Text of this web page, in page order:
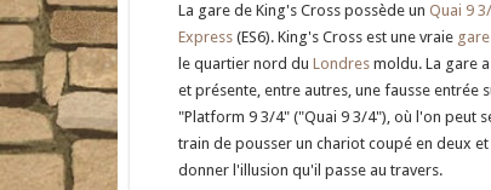
La gare de King's Cross possède un Quai 9
Express (ES6). King's Cross est une vraie
le quartier nord du Londres moldu. La gare
et présente, entre autres, une fausse entrée
"Platform 9 3/4" ("Quai 9 3/4"), où l'on peut
train de pousser un chariot coupé en deux
donner l'illusion qu'il passe au travers.